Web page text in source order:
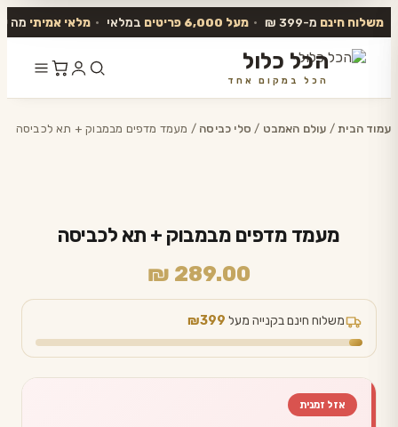
משלוח חינם מ-399 ₪ • מעל 6,000 פריטים במלאי • מלאי אמיתי מה
הכל כלול
הכל במקום אחד
לתוכן
עמוד הבית/ עולם האמבט / סלי כביסה / מעמד מדפים מבמבוק + תא לכביסה
מעמד מדפים מבמבוק + תא לכביסה
₪ 289.00
משלוח חינם בקנייה מעל ₪399
אזל זמנית